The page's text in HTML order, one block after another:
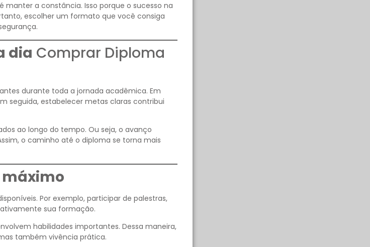
a constância. Isso porque o sucesso na
escolher um formato que você consiga
dia Comprar Diploma
durante toda a jornada acadêmica. Em
seguida, estabelecer metas claras contribui
ao longo do tempo. Ou seja, o avanço
o caminho até o diploma se torna mais
Por exemplo, participar de palestras,
sua formação.
habilidades importantes. Dessa maneira,
também vivência prática.